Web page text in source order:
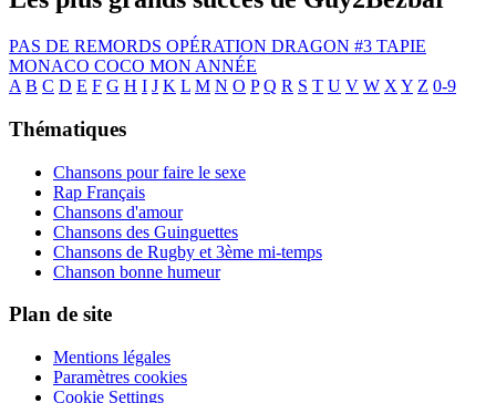
PAS DE REMORDS OPÉRATION DRAGON #3 TAPIE
MONACO COCO MON ANNÉE
A B C D E F G H I J K L M N O P Q R S T U V W X Y Z 0-9
Thématiques
Chansons pour faire le sexe
Rap Français
Chansons d'amour
Chansons des Guinguettes
Chansons de Rugby et 3ème mi-temps
Chanson bonne humeur
Plan de site
Mentions légales
Paramètres cookies
Cookie Settings